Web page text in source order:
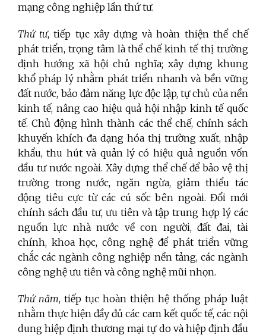
mạng công nghiệp lần thứ tư.
Thứ tư, tiếp tục xây dựng và hoàn thiện thể chế
phát triển, trọng tâm là thể chế kinh tế thị trường
định hướng xã hội chủ nghĩa; xây dựng khung
khổ pháp lý nhằm phát triển nhanh và bền vững
đất nước, bảo đảm năng lực độc lập, tự chủ của nền
kinh tế, nâng cao hiệu quả hội nhập kinh tế quốc
tế. Chủ động hình thành các thể chế, chính sách
khuyến khích đa dạng hóa thị trường xuất, nhập
khẩu, thu hút và quản lý có hiệu quả nguồn vốn
đầu tư nước ngoài. Xây dựng thể chế để bảo vệ thị
trường trong nước, ngăn ngừa, giảm thiểu tác
động tiêu cực từ các cú sốc bên ngoài. Đổi mới
chính sách đầu tư, ưu tiên và tập trung hợp lý các
nguồn lực nhà nước về con người, đất đai, tài
chính, khoa học, công nghệ để phát triển vững
chắc các ngành công nghiệp nền tảng, các ngành
công nghệ ưu tiên và công nghệ mũi nhọn.
Thứ năm, tiếp tục hoàn thiện hệ thống pháp luật
nhằm thực hiện đầy đủ các cam kết quốc tế, các nội
dung hiệp định thương mại tự do và hiệp định đầu